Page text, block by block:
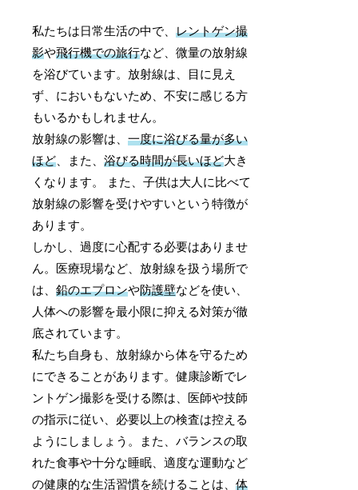
私たちは日常生活の中で、レントゲン撮
影や飛行機での旅行など、微量の放射線
を浴びています。放射線は、目に見え
ず、においもないため、不安に感じる方
もいるかもしれません。
放射線の影響は、一度に浴びる量が多い
ほど 、また、浴びる時間が長いほど大き
くなります。 また、子供は大人に比べて
放射線の影響を受けやすいという特徴が
あります。
しかし、過度に心配する必要はありませ
ん。医療現場など、放射線を扱う場所で
は、鉛のエプロンや防護壁などを使い、
人体への影響を最小限に抑える対策が徹
底されています。
私たち自身も、放射線から体を守るため
にできることがあります。健康診断でレ
ントゲン撮影を受ける際は、医師や技師
の指示に従い、必要以上の検査は控える
ようにしましょう。また、バランスの取
れた食事や十分な睡眠、適度な運動など
の健康的な生活習慣を続けることは、体